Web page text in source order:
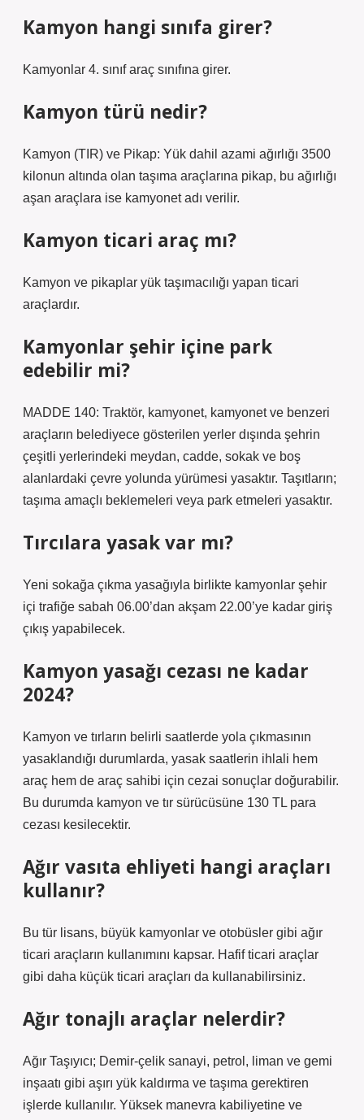
Kamyon hangi sınıfa girer?
Kamyonlar 4. sınıf araç sınıfına girer.
Kamyon türü nedir?
Kamyon (TIR) ​​ve Pikap: Yük dahil azami ağırlığı 3500
kilonun altında olan taşıma araçlarına pikap, bu ağırlığı
aşan araçlara ise kamyonet adı verilir.
Kamyon ticari araç mı?
Kamyon ve pikaplar yük taşımacılığı yapan ticari
araçlardır.
Kamyonlar şehir içine park
edebilir mi?
MADDE 140: Traktör, kamyonet, kamyonet ve benzeri
araçların belediyece gösterilen yerler dışında şehrin
çeşitli yerlerindeki meydan, cadde, sokak ve boş
alanlardaki çevre yolunda yürümesi yasaktır. Taşıtların;
taşıma amaçlı beklemeleri veya park etmeleri yasaktır.
Tırcılara yasak var mı?
Yeni sokağa çıkma yasağıyla birlikte kamyonlar şehir
içi trafiğe sabah 06.00’dan akşam 22.00’ye kadar giriş
çıkış yapabilecek.
Kamyon yasağı cezası ne kadar
2024?
Kamyon ve tırların belirli saatlerde yola çıkmasının
yasaklandığı durumlarda, yasak saatlerin ihlali hem
araç hem de araç sahibi için cezai sonuçlar doğurabilir.
Bu durumda kamyon ve tır sürücüsüne 130 TL para
cezası kesilecektir.
Ağır vasıta ehliyeti hangi araçları
kullanır?
Bu tür lisans, büyük kamyonlar ve otobüsler gibi ağır
ticari araçların kullanımını kapsar. Hafif ticari araçlar
gibi daha küçük ticari araçları da kullanabilirsiniz.
Ağır tonajlı araçlar nelerdir?
Ağır Taşıyıcı; Demir-çelik sanayi, petrol, liman ve gemi
inşaatı gibi aşırı yük kaldırma ve taşıma gerektiren
işlerde kullanılır. Yüksek manevra kabiliyetine ve